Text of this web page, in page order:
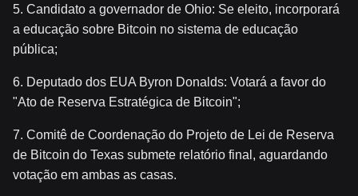
5. Candidato a governador de Ohio: Se eleito, incorporará
a educação sobre Bitcoin no sistema de educação
pública;
6. Deputado dos EUA Byron Donalds: Votará a favor do
"Ato de Reserva Estratégica de Bitcoin";
7. Comitê de Coordenação do Projeto de Lei de Reserva
de Bitcoin do Texas submete relatório final, aguardando
votação em ambas as casas.